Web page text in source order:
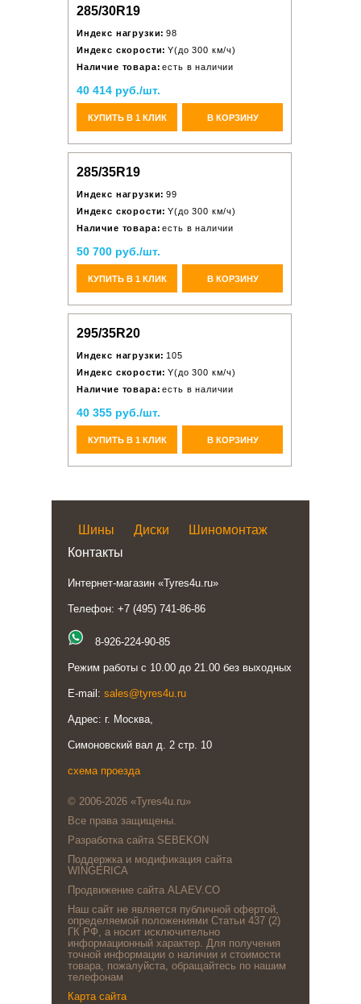
285/30R19
Индекс нагрузки: 98
Индекс скорости: Y(до 300 км/ч)
Наличие товара: есть в наличии
40 414 руб./шт.
КУПИТЬ В 1 КЛИК В КОРЗИНУ
285/35R19
Индекс нагрузки: 99
Индекс скорости: Y(до 300 км/ч)
Наличие товара: есть в наличии
50 700 руб./шт.
КУПИТЬ В 1 КЛИК В КОРЗИНУ
295/35R20
Индекс нагрузки: 105
Индекс скорости: Y(до 300 км/ч)
Наличие товара: есть в наличии
40 355 руб./шт.
КУПИТЬ В 1 КЛИК В КОРЗИНУ
Шины Диски
Шиномонтаж
Контакты
Интернет-магазин «Tyres4u.ru»
Телефон: +7 (495) 741-86-86
8-926-224-90-85
Режим работы с 10.00 до 21.00 без выходных
E-mail: sales@tyres4u.ru
Адрес: г. Москва,
Симоновский вал д. 2 стр. 10
схема проезда
© 2006-2026 «Tyres4u.ru»
Все права защищены.
Разработка сайта SEBEKON
Поддержка и модификация сайта
WINGERICA
Продвижение сайта ALAEV.CO
Наш сайт не является публичной офертой,
определяемой положениями Статьи 437 (2)
ГК РФ, а носит исключительно
информационный характер. Для получения
точной информации о наличии и стоимости
товара, пожалуйста, обращайтесь по нашим
телефонам
Карта сайта